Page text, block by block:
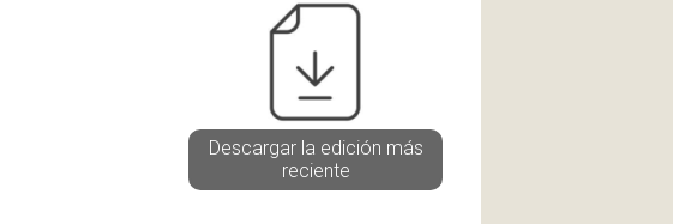
Descargar la edición más
reciente